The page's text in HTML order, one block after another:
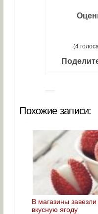
(4
Похожие записи:
В магазины
вкусную ягоду